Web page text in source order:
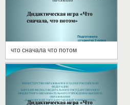
что сначала что потом